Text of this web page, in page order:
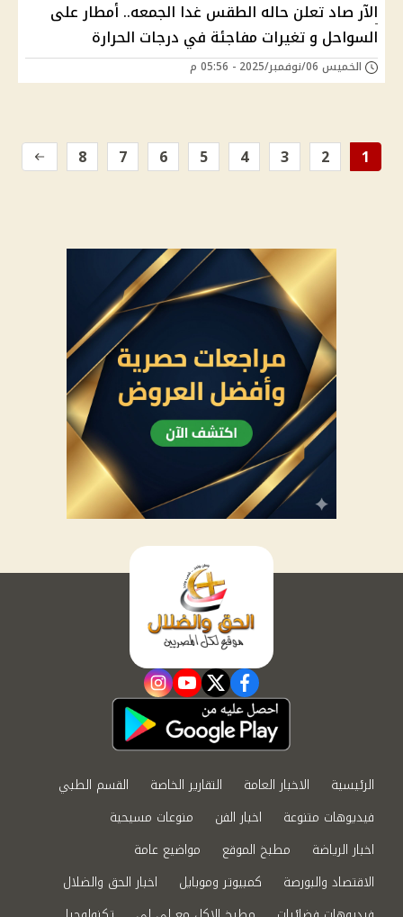
الآر صاد تعلن حاله الطقس غدا الجمعه.. أمطار على
السواحل و تغيرات مفاجئة في درجات الحرارة
الخميس 06/نوفمبر/2025 - 05:56 م
1
2
3
4
5
6
7
8
facebook
twitter
youtube
instagram
الرئيسية الاخبار العامة التقارير الخاصة
القسم الطبي
فيديوهات متنوعة
اخبار الفن
منوعات مسيحية
اخبار الرياضة
مطبخ الموقع
مواضيع عامة
الاقتصاد والبورصة
كمبيوتر وموبايل
اخبار الحق والضلال